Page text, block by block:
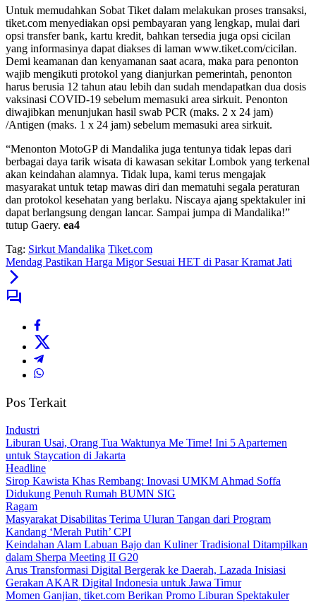
Untuk memudahkan Sobat Tiket dalam melakukan proses transaksi,
tiket.com menyediakan opsi pembayaran yang lengkap, mulai dari
opsi transfer bank, kartu kredit, bahkan tersedia juga opsi cicilan
yang informasinya dapat diakses di laman www.tiket.com/cicilan.
Demi keamanan dan kenyamanan saat acara, maka para penonton
wajib mengikuti protokol yang dianjurkan pemerintah, penonton
harus berusia 12 tahun atau lebih dan sudah mendapatkan dua dosis
vaksinasi COVID-19 sebelum memasuki area sirkuit. Penonton
diwajibkan menunjukan hasil swab PCR (maks. 2 x 24 jam)
/Antigen (maks. 1 x 24 jam) sebelum memasuki area sirkuit.
“Menonton MotoGP di Mandalika juga tentunya tidak lepas dari
berbagai daya tarik wisata di kawasan sekitar Lombok yang terkenal
akan keindahan alamnya. Tidak lupa, kami terus mengajak
masyarakat untuk tetap mawas diri dan mematuhi segala peraturan
dan protokol kesehatan yang berlaku. Niscaya ajang spektakuler ini
dapat berlangsung dengan lancar. Sampai jumpa di Mandalika!”
tutup Gaery. ea4
Tag: Sirkut Mandalika Tiket.com
Mendag Pastikan Harga Migor Sesuai HET di Pasar Kramat Jati
Pos Terkait
Industri
Liburan Usai, Orang Tua Waktunya Me Time! Ini 5 Apartemen
untuk Staycation di Jakarta
Headline
Sirop Kawista Khas Rembang: Inovasi UMKM Ahmad Soffa
Didukung Penuh Rumah BUMN SIG
Ragam
Masyarakat Disabilitas Terima Uluran Tangan dari Program
Kandang ‘Merah Putih’ CPI
Keindahan Alam Labuan Bajo dan Kuliner Tradisional Ditampilkan
dalam Sherpa Meeting II G20
Arus Transformasi Digital Bergerak ke Daerah, Lazada Inisiasi
Gerakan AKAR Digital Indonesia untuk Jawa Timur
Momen Ganjian, tiket.com Berikan Promo Liburan Spektakuler